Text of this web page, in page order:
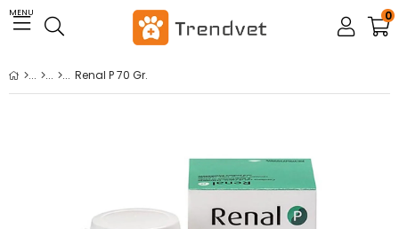
MENU 0
Renal P 70 Gr.